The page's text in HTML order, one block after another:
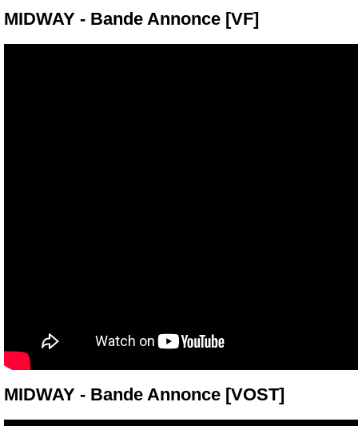
MIDWAY - Bande Annonce [VF]
MIDWAY - Bande Annonce [VOST]